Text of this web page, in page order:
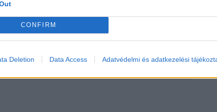
CONFIRM
Deletion Data Access Adatvédelmi és adatkezelési